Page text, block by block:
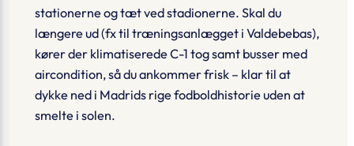
stationerne og tæt ved stadionerne. Skal du
længere ud (fx til træningsanlægget i Valdebebas),
kører der klimatiserede C-1 tog samt busser med
aircondition, så du ankommer frisk – klar til at
dykke ned i Madrids rige fodboldhistorie uden at
smelte i solen.